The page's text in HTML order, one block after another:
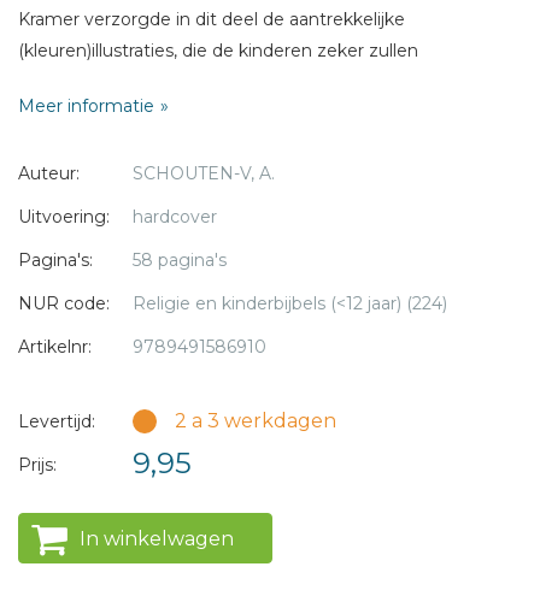
Kramer verzorgde in dit deel de aantrekkelijke
(kleuren)illustraties, die de kinderen zeker zullen
helpen om met de kinderen over het verhaal na te praten.
kinderboeken geschreven. Zij werkte jarenlang in de
gehandicaptenzorg. Bij het schrijven van deze serie werd
heeft in het (speciaal) onderwijs. Dit deel gaat over de
wonderen die de Heere Jezus deed.
Meer informatie
Auteur:
SCHOUTEN-V, A.
Uitvoering:
hardcover
Pagina's:
58 pagina's
NUR code:
Religie en kinderbijbels (<12 jaar) (224)
Artikelnr:
9789491586910
Levertijd: 2 a 3 werkdagen
Prijs: 9,95
In winkelwagen
* = verplicht